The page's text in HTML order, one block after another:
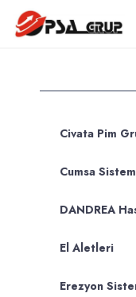
Civata Pim
Cumsa
DANDREA
El Aletleri
Erezyon